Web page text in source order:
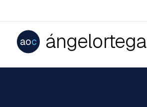
aoc ángelortega